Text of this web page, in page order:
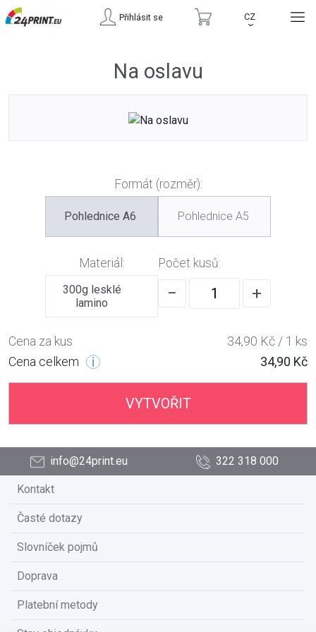
Přihlásit se CZ
›
Na oslavu
Formát (rozměr):
Pohlednice A6 Pohlednice A5
Materiál:
300g lesklé
lamino
Počet kusů:
− +
Cena za kus
34,90 Kč / 1 ks
Cena celkem
34,90 Kč
VYTVOŘIT
info@24print.eu 322 318 000
Kontakt
Časté dotazy
Slovníček pojmů
Doprava
Platební metody